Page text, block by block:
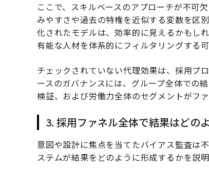
ここで、スキルベースのアプローチが不可
みやすさや過去の特権を近似する変数を区
化されたモデルは、効率的に見えるかもし
有能な人材を体系的にフィルタリングする可
チェックされていない代理効果は、採用プ
ースのガバナンスには、グループ全体での
検証、および労働力全体のセグメントがフ
3. 採用ファネル全体で結果はどの
意図や設計に焦点を当てたバイアス監査は
ステムが結果をどのように形成するかを説